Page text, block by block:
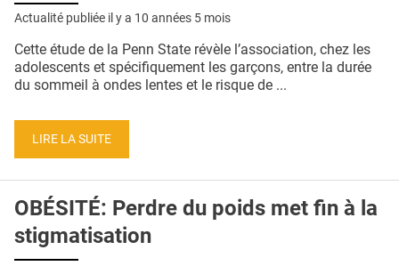
QUI SOMMES-NOUS ?
CONDITIONS GÉNÉRALES
CRÉDITS
Actualité publiée il y a 10 années 5 mois
Cette étude de la Penn State révèle l’association, chez les
adolescents et spécifiquement les garçons, entre la durée
du sommeil à ondes lentes et le risque de ...
LIRE LA SUITE
OBÉSITÉ: Perdre du poids met fin à la
stigmatisation